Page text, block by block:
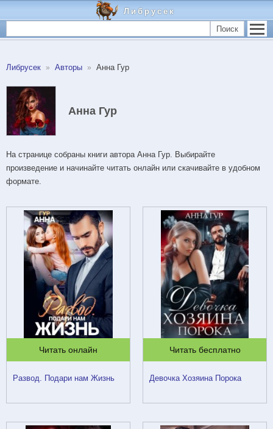
Либрусек
Поиск
Либрусек Авторы Анна Гур
Анна Гур
На странице собраны книги автора Анна Гур. Выбирайте
произведение и начинайте читать онлайн или скачивайте в удобном
формате.
Читать онлайн
Развод. Подари нам Жизнь
Читать бесплатно
Девочка Хозяина Порока